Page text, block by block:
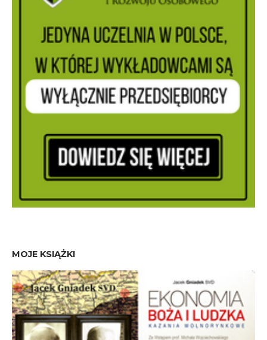
MOJE KSIĄŻKI